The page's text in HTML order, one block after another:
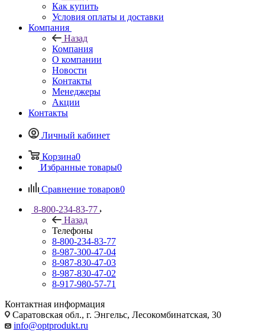
Как купить
Условия оплаты и доставки
Компания
Назад
Компания
О компании
Новости
Контакты
Менеджеры
Акции
Контакты
Личный кабинет
Корзина0
Избранные товары0
Сравнение товаров0
8-800-234-83-77
Назад
Телефоны
8-800-234-83-77
8-987-300-47-04
8-987-830-47-03
8-987-830-47-02
8-917-980-57-71
Контактная информация
Саратовская обл., г. Энгельс, Лесокомбинатская, 30
info@optprodukt.ru